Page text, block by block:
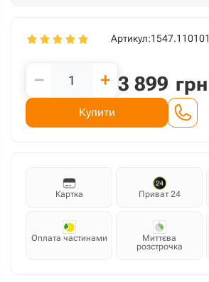
Артикул:1547.110101
− + 3 899 грн
Купити
Картка Приват 24
Оплата частинами
Миттєва
розстрочка